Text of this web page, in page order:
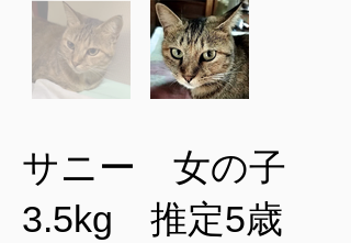
サニー 女の子
3.5kg 推定5歳